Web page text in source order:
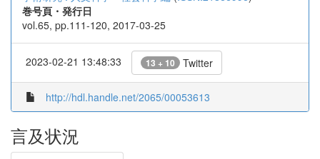
巻号頁・発行日
vol.65, pp.111-120, 2017-03-25
2023-02-21 13:48:33 13 + 10 Twitter
http://hdl.handle.net/2065/00053613
言及状況